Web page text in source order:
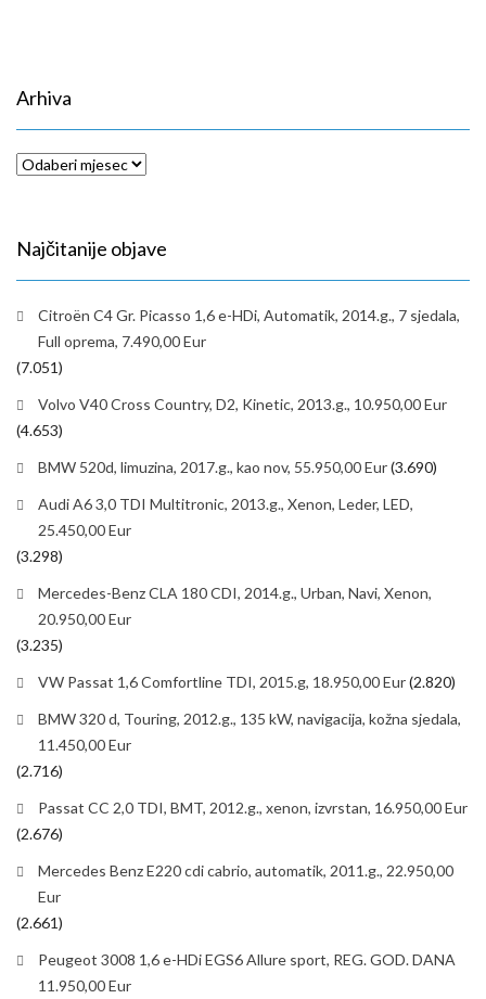
Arhiva
Arhiva
Najčitanije objave
Citroën C4 Gr. Picasso 1,6 e-HDi, Automatik, 2014.g., 7 sjedala,
Full oprema, 7.490,00 Eur
(7.051)
Volvo V40 Cross Country, D2, Kinetic, 2013.g., 10.950,00 Eur
(4.653)
BMW 520d, limuzina, 2017.g., kao nov, 55.950,00 Eur(3.690)
Audi A6 3,0 TDI Multitronic, 2013.g., Xenon, Leder, LED,
25.450,00 Eur
(3.298)
Mercedes-Benz CLA 180 CDI, 2014.g., Urban, Navi, Xenon,
20.950,00 Eur
(3.235)
VW Passat 1,6 Comfortline TDI, 2015.g, 18.950,00 Eur(2.820)
BMW 320 d, Touring, 2012.g., 135 kW, navigacija, kožna sjedala,
11.450,00 Eur
(2.716)
Passat CC 2,0 TDI, BMT, 2012.g., xenon, izvrstan, 16.950,00 Eur
(2.676)
Mercedes Benz E220 cdi cabrio, automatik, 2011.g., 22.950,00
Eur
(2.661)
Peugeot 3008 1,6 e-HDi EGS6 Allure sport, REG. GOD. DANA
11.950,00 Eur